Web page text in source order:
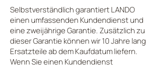
Selbstverständlich garantiert LANDO
einen umfassenden Kundendienst und
eine zweijährige Garantie. Zusätzlich zu
dieser Garantie können wir 10 Jahre lang
Ersatzteile ab dem Kaufdatum liefern.
Wenn Sie einen Kundendienst